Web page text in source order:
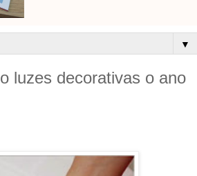
▼
luzes decorativas o ano